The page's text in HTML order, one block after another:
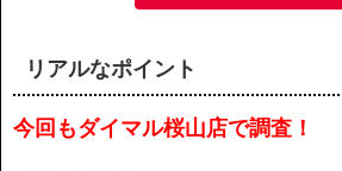
リアルなポイント
今回もダイマル桜山店で調査！